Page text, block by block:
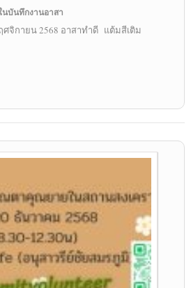
นบันทึกงานอาสา
ศจิกายน 2568 อาสาทำดี แต้มสีเติม